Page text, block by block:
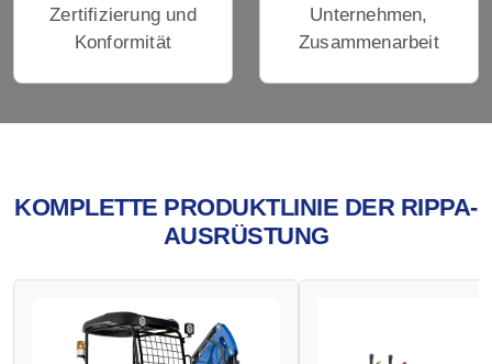
Zertifizierung und
Konformität
Unternehmen,
Zusammenarbeit
KOMPLETTE PRODUKTLINIE DER RIPPA-
AUSRÜSTUNG